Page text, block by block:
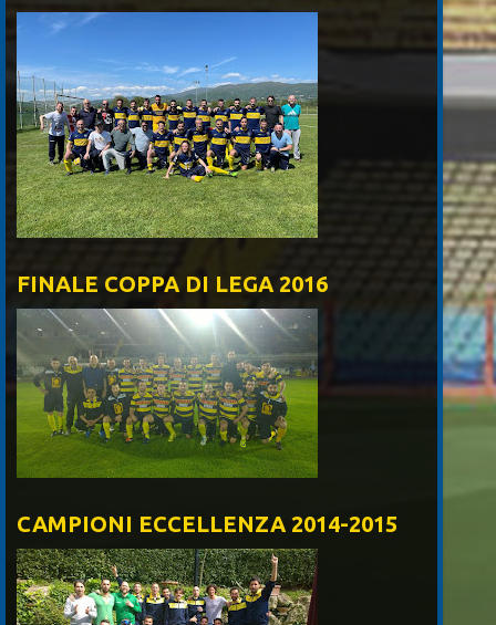
FINALE COPPA DI LEGA 2016
CAMPIONI ECCELLENZA 2014-2015